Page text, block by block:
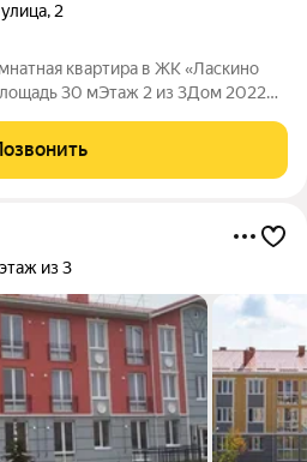
, 2
квартира в ЖК «Ласкино
3Дом 2022
мебель и техника
этаж из 3